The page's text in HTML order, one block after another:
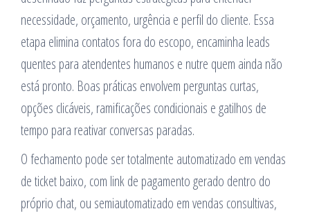
necessidade, orçamento, urgência e perfil do cliente. Essa
etapa elimina contatos fora do escopo, encaminha leads
quentes para atendentes humanos e nutre quem ainda não
está pronto. Boas práticas envolvem perguntas curtas,
opções clicáveis, ramificações condicionais e gatilhos de
tempo para reativar conversas paradas.
O fechamento pode ser totalmente automatizado em vendas
de ticket baixo, com link de pagamento gerado dentro do
próprio chat, ou semiautomatizado em vendas consultivas,